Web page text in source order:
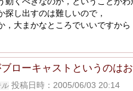
探し出すのは難しいので，
，大まかなところでいいですから
ローキャストというのは
ル投稿日時：2005/06/03 20:14